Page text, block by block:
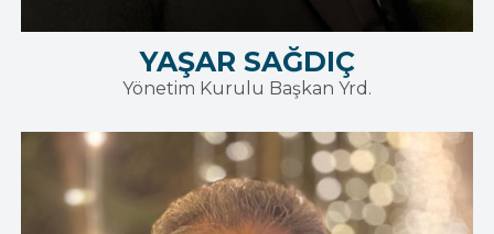
YAŞAR SAĞDIÇ
Yönetim Kurulu Başkan Yrd.